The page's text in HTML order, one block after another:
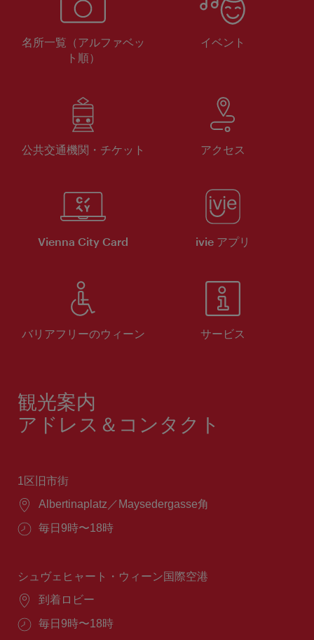
名所一覧（アルファベッ
ト順）
イベント
公共交通機関・チケット アクセス
Vienna City Card ivie アプリ
バリアフリーのウィーン サービス
観光案内
アドレス＆コンタクト
1区旧市街
場
Albertinaplatz／Maysedergasse角
営
間：
毎日9時〜18時
シュヴェヒャート・ウィーン国際空港
場
到着ロビー
営
毎日9時〜18時